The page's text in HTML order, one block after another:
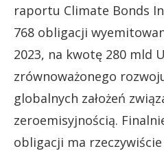
raportu Climate Bonds
768 obligacji
2023, na kwotę 280 mld
zrównoważonego
globalnych założeń
zeroemisyjnością.
obligacji ma